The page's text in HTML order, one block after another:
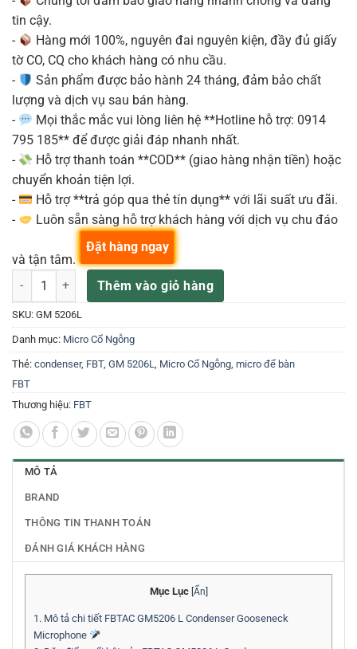
tin cậy.
-
Hàng mới 100%, nguyên đai nguyên kiện, đầy đủ giấy
tờ CO, CQ cho khách hàng có nhu cầu.
-
Sản phẩm được bảo hành 24 tháng, đảm bảo chất
lượng và dịch vụ sau bán hàng.
-
Mọi thắc mắc vui lòng liên hệ **Hotline hỗ trợ: 0914
795 185** để được giải đáp nhanh nhất.
-
Hỗ trợ thanh toán **COD** (giao hàng nhận tiền) hoặc
chuyển khoản tiện lợi.
-
Hỗ trợ **trả góp qua thẻ tín dụng** với lãi suất ưu đãi.
-
Luôn sẵn sàng hỗ trợ khách hàng với dịch vụ chu đáo
và tận tâm.
Fbt FBTAC GM5206 L Condenser Gooseneck Microphone số lượng
Thêm vào giỏ hàng
Đặt hàng ngay
SKU: GM 5206L
Danh mục: Micro Cổ Ngỗng
Thẻ: condenser, FBT, GM 5206L, Micro Cổ Ngỗng, micro để bàn
FBT
Thương hiệu: FBT
MÔ TẢ
BRAND
THÔNG TIN THANH TOÁN
ĐÁNH GIÁ KHÁCH HÀNG
Mục Lục [Ẩn]
1. Mô tả chi tiết FBTAC GM5206 L Condenser Gooseneck
Microphone